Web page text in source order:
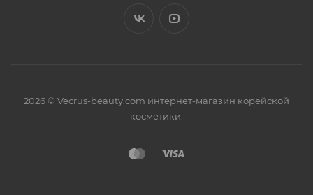
2026 © Vecrus-beauty.com интернет-магазин корейской
косметики.